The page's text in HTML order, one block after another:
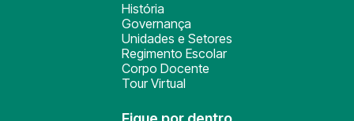
História
Governança
Unidades e Setores
Regimento Escolar
Corpo Docente
Tour Virtual